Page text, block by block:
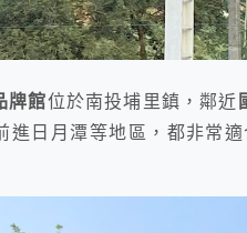
牌館位於南投埔里鎮，鄰近
進日月潭等地區，都非常